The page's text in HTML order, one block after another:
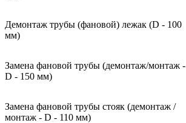
Демонтаж трубы (фановой) лежак (D - 100
мм)
Замена фановой трубы (демонтаж/монтаж -
D - 150 мм)
Замена фановой трубы стояк (демонтаж /
монтаж - D - 110 мм)